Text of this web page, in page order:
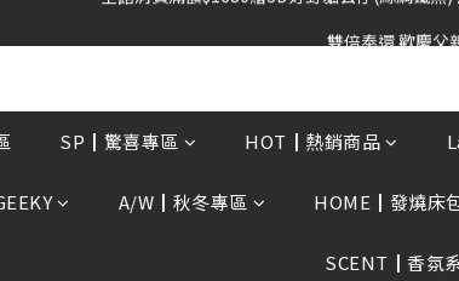
全館消費滿額$1680贈3D好野貓公仔(絲綢鐵黑
雙倍奉還 歡慶
SP┃驚喜專區 HOT┃熱銷商品
A/W┃秋冬專區 HOME┃發燒床
SCENT┃香氛